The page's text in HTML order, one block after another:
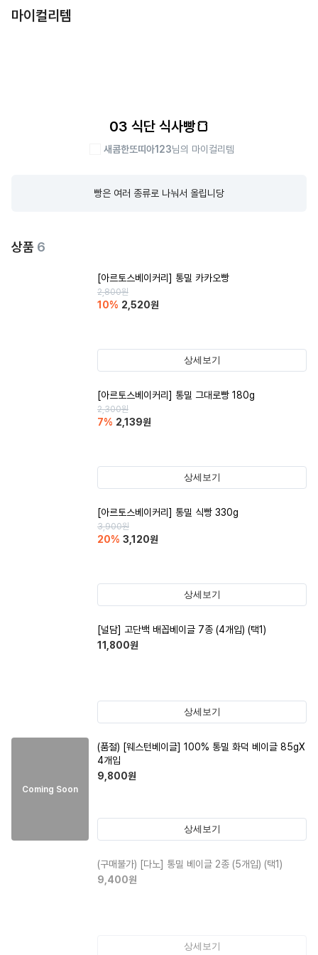
마이컬리템
03 식단 식사빵🍞
새콤한또띠아123님의 마이컬리템
빵은 여러 종류로 나눠서 올립니당
상품 6
[아르토스베이커리] 통밀 카카오빵
2,800원
10% 2,520원
상세보기
[아르토스베이커리] 통밀 그대로빵 180g
2,300원
7% 2,139원
상세보기
[아르토스베이커리] 통밀 식빵 330g
3,900원
20% 3,120원
상세보기
[널담] 고단백 배꼽베이글 7종 (4개입) (택1)
11,800원
상세보기
Coming Soon
(품절) [웨스턴베이글] 100% 통밀 화덕 베이글 85gX
4개입
9,800원
상세보기
(구매불가) [다노] 통밀 베이글 2종 (5개입) (택1)
9,400원
상세보기